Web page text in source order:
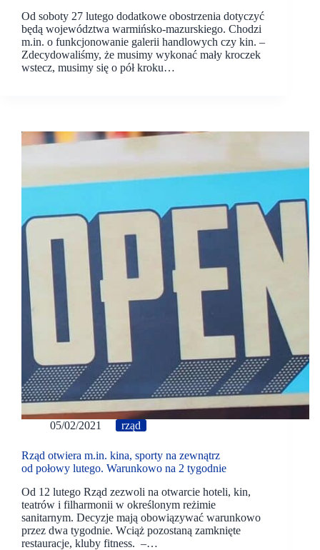
Od soboty 27 lutego dodatkowe obostrzenia dotyczyć
będą województwa warmińsko-mazurskiego. Chodzi
m.in. o funkcjonowanie galerii handlowych czy kin. –
Zdecydowaliśmy, że musimy wykonać mały kroczek
wstecz, musimy się o pół kroku…
05/02/2021 rząd
Rząd otwiera m.in. kina, sporty na zewnątrz
od połowy lutego. Warunkowo na 2 tygodnie
Od 12 lutego Rząd zezwoli na otwarcie hoteli, kin,
teatrów i filharmonii w określonym reżimie
sanitarnym. Decyzje mają obowiązywać warunkowo
przez dwa tygodnie. Wciąż pozostaną zamknięte
restauracje, kluby fitness. –…